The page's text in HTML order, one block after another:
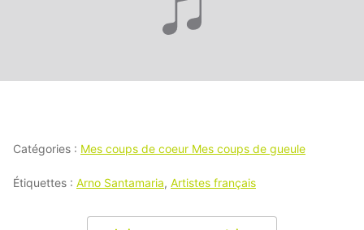
Catégories : Mes coups de coeur Mes coups de gueule
Étiquettes : Arno Santamaria, Artistes français